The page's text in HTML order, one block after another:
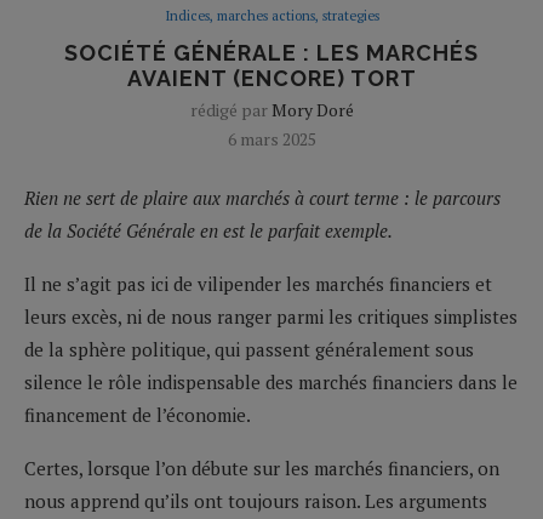
Indices, marches actions, strategies
SOCIÉTÉ GÉNÉRALE : LES MARCHÉS
AVAIENT (ENCORE) TORT
rédigé par Mory Doré
6 mars 2025
Rien ne sert de plaire aux marchés à court terme : le parcours
de la Société Générale en est le parfait exemple.
Il ne s’agit pas ici de vilipender les marchés financiers et
leurs excès, ni de nous ranger parmi les critiques simplistes
de la sphère politique, qui passent généralement sous
silence le rôle indispensable des marchés financiers dans le
financement de l’économie.
Certes, lorsque l’on débute sur les marchés financiers, on
nous apprend qu’ils ont toujours raison. Les arguments